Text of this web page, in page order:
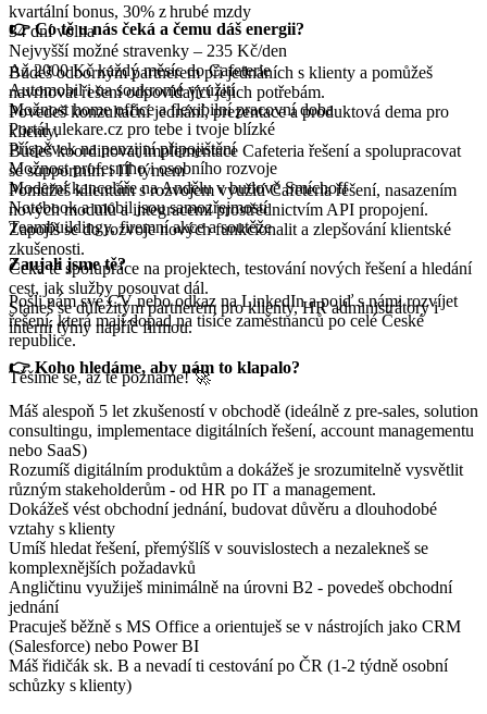
kvartální bonus, 30% z hrubé mzdy
34 dní volna
Nejvyšší možné stravenky – 235 Kč/den
Až 2000 Kč každý měsíc do Cafeterie
Automobil i na soukromé využití
Možnost home office a flexibilní pracovní doba
Portál ulekare.cz pro tebe i tvoje blízké
Příspěvek na penzijní připojištění
Možnost profesního i osobního rozvoje
Moderní kanceláře na Andělu v budově Smíchoff
Notebook a mobil jsou samozřejmostí
Teambuildingy, firemní akce a soutěže
Zaujali jsme tě?
Pošli nám své CV nebo odkaz na LinkedIn a pojď s námi rozvíjet
řešení, která mají dopad na tisíce zaměstnanců po celé České
republice.
Těšíme se, až tě poznáme! 🚀
👉 Co tě u nás čeká a čemu dáš energii?
Budeš odborným partnerem při jednáních s klienty a pomůžeš
navrhovat řešení odpovídající jejich potřebám.
Povedeš konzultační jednání, prezentace a produktová dema pro
klienty.
Budeš koordinovat implementace Cafeteria řešení a spolupracovat
se supportním i IT týmem
Pomůžeš klientům s rozvojem využití Cafeteria řešení, nasazením
nových modulů a integracemi prostřednictvím API propojení.
Zapojíš se do rozvoje nových funkcionalit a zlepšování klientské
zkušenosti.
Čeká tě spolupráce na projektech, testování nových řešení a hledání
cest, jak služby posouvat dál.
Staneš se důležitým partnerem pro klienty, HR administrátory i
interní týmy napříč firmou.
👉 Koho hledáme, aby nám to klapalo?
Máš alespoň 5 let zkušeností v obchodě (ideálně z pre-sales, solution
consultingu, implementace digitálních řešení, account managementu
nebo SaaS)
Rozumíš digitálním produktům a dokážeš je srozumitelně vysvětlit
různým stakeholderům - od HR po IT a management.
Dokážeš vést obchodní jednání, budovat důvěru a dlouhodobé
vztahy s klienty
Umíš hledat řešení, přemýšlíš v souvislostech a nezalekneš se
komplexnějších požadavků
Angličtinu využiješ minimálně na úrovni B2 - povedeš obchodní
jednání
Pracuješ běžně s MS Office a orientuješ se v nástrojích jako CRM
(Salesforce) nebo Power BI
Máš řidičák sk. B a nevadí ti cestování po ČR (1-2 týdně osobní
schůzky s klienty)